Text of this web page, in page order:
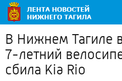
В Нижнем Тагиле
7-летний
сбила Kia Rio